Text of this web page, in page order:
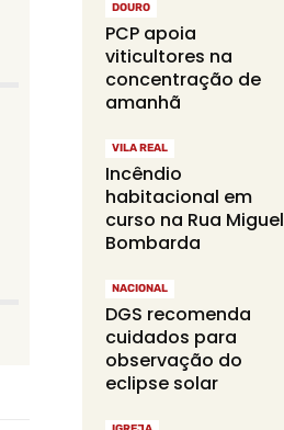
DOURO
PCP apoia
viticultores na
concentração de
amanhã
VILA REAL
Incêndio
habitacional em
curso na Rua Miguel
Bombarda
NACIONAL
DGS recomenda
cuidados para
observação do
eclipse solar